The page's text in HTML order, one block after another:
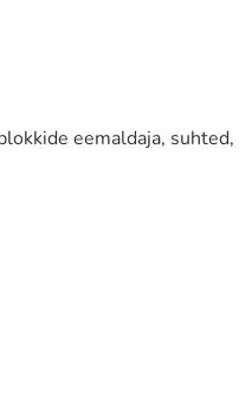
eemaldaja, suhted,